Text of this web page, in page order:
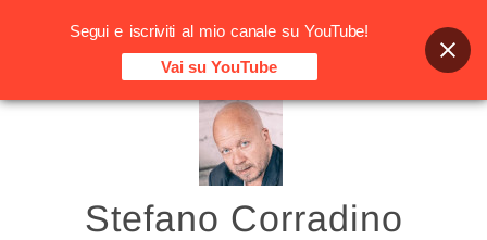
Vai
Stefano Corradino
Segui e iscriviti al mio canale su YouTube!
Vai su YouTube